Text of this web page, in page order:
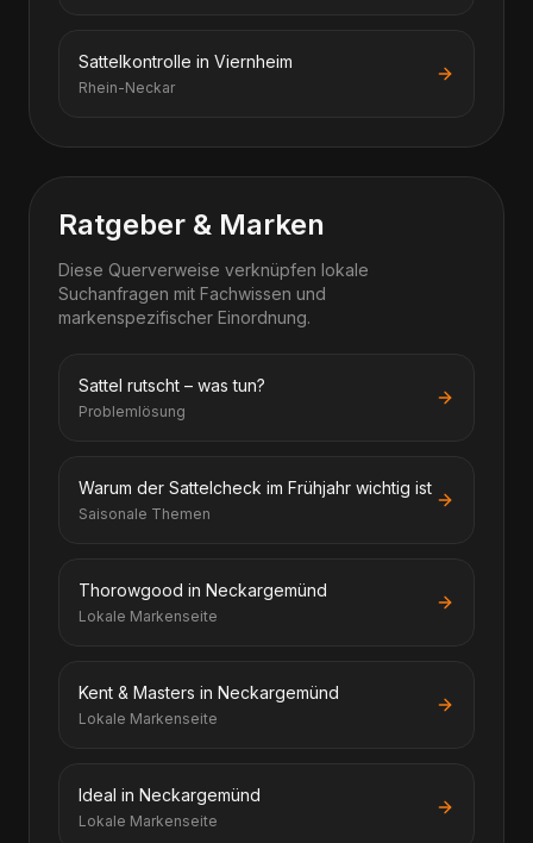
Sattelkontrolle in Viernheim
Rhein-Neckar
Ratgeber & Marken
Diese Querverweise verknüpfen lokale
Suchanfragen mit Fachwissen und
markenspezifischer Einordnung.
Sattel rutscht – was tun?
Problemlösung
Warum der Sattelcheck im Frühjahr wichtig ist
Saisonale Themen
Thorowgood in Neckargemünd
Lokale Markenseite
Kent & Masters in Neckargemünd
Lokale Markenseite
Ideal in Neckargemünd
Lokale Markenseite